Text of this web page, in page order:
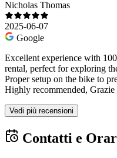
Nicholas Thomas
2025-06-07
Google
Excellent experience with
rental, perfect for exploring
Proper setup on the bike to
Highly recommended,
Vedi più recensioni
Contatti e